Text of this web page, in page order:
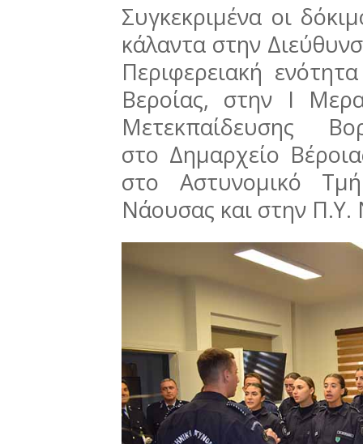
Συγκεκριμένα οι
κάλαντα στην
Περιφερειακή
Βεροίας, στην Ι
Μετεκπαίδευσης
στο Δημαρχείο
στο Αστυνομικό
Νάουσας και στην